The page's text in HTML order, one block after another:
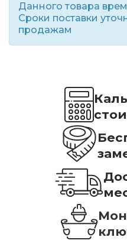
Данного товара
Сроки поставки
продажам